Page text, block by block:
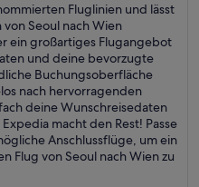
Fluglinien und lässt
Seoul nach Wien
ein großartiges Flugangebot
und deine bevorzugte
Buchungsoberfläche
nach hervorragenden
deine Wunschreisedaten
macht den Rest! Passe
Anschlussflüge, um ein
Flug von Seoul nach Wien zu